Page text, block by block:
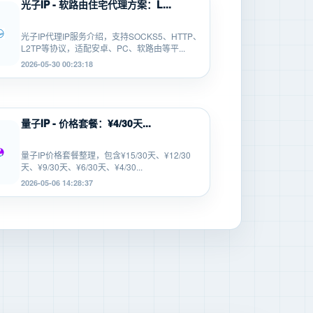
光子IP - 软路由住宅代理方案：L...
光子IP代理IP服务介绍，支持SOCKS5、HTTP、
L2TP等协议，适配安卓、PC、软路由等平...
2026-05-30 00:23:18
量子IP - 价格套餐：¥4/30天...
量子IP价格套餐整理，包含¥15/30天、¥12/30
天、¥9/30天、¥6/30天、¥4/30...
2026-05-06 14:28:37